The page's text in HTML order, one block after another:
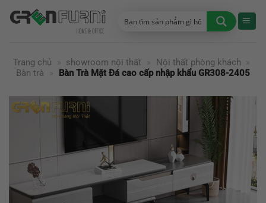
đến
Trang chủ
» showroom nội thất » Nội thất phòng khách
»
Bàn trà
» Bàn Trà Mặt Đá cao cấp nhập khẩu GR308-2405